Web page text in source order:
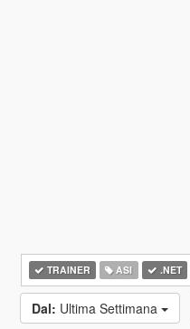
TRAINER ASI .NET
Dal: Ultima Settimana